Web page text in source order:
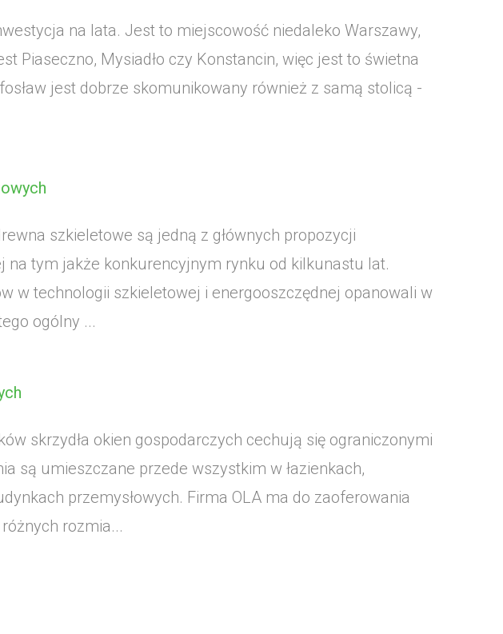
na lata. Jest to miejscowość niedaleko Warszawy,
Piaseczno, Mysiadło czy Konstancin, więc jest to świetna
jest dobrze skomunikowany również z samą stolicą -
szkieletowe są jedną z głównych propozycji
na tym jakże konkurencyjnym rynku od kilkunastu lat.
w technologii szkieletowej i energooszczędnej opanowali w
ogólny ...
skrzydła okien gospodarczych cechują się ograniczonymi
są umieszczane przede wszystkim w łazienkach,
przemysłowych. Firma OLA ma do zaoferowania
rozmia...